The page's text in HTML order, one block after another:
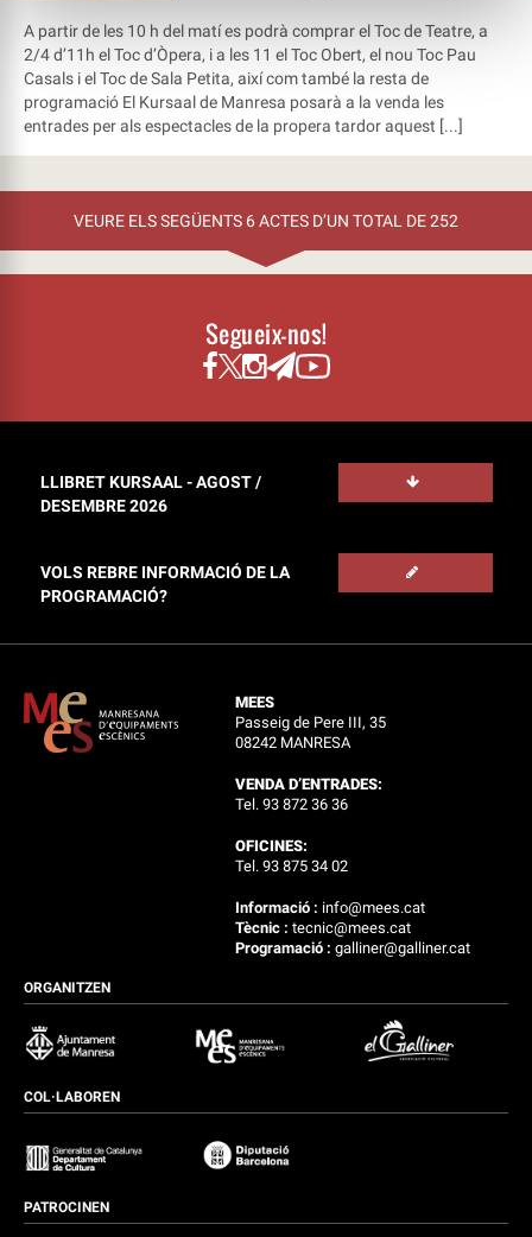
A partir de les 10 h del matí es podrà comprar el Toc de Teatre, a
2/4 d’11h el Toc d’Òpera, i a les 11 el Toc Obert, el nou Toc Pau
Casals i el Toc de Sala Petita, així com també la resta de
programació El Kursaal de Manresa posarà a la venda les
entrades per als espectacles de la propera tardor aquest [...]
VEURE ELS SEGÜENTS 6 ACTES D’UN TOTAL DE 252
Segueix-nos!
LLIBRET KURSAAL - AGOST /
DESEMBRE 2026
VOLS REBRE INFORMACIÓ DE LA
PROGRAMACIÓ?
MEES
Passeig de Pere III, 35
08242 MANRESA
VENDA D’ENTRADES:
Tel. 93 872 36 36
OFICINES:
Tel. 93 875 34 02
Informació : info@mees.cat
Tècnic :tecnic@mees.cat
Programació :galliner@galliner.cat
ORGANITZEN
COL·LABOREN
PATROCINEN